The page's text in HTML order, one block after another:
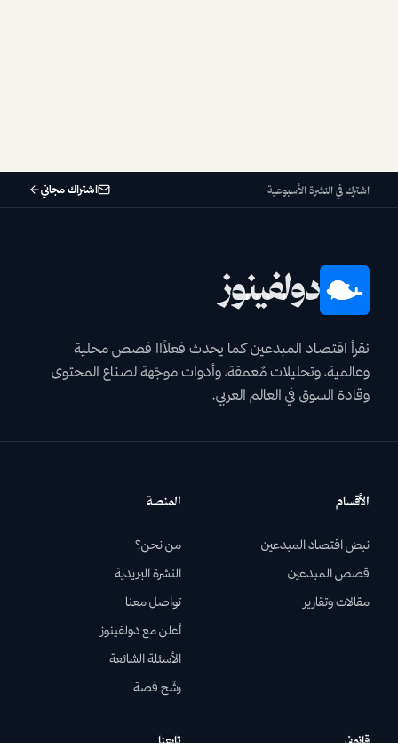
اشترك في النشرة الأسبوعية اشتراك مجاني
دولفينوز
نقرأ اقتصاد المبدعين كما يحدث فعلاً!! قصص محلية
وعالمية، وتحليلات مٌعمقة، وأدوات موجّهة لصناع المحتوى
وقادة السوق في العالم العربي.
الأقسام
نبض اقتصاد المبدعين
قصص المبدعين
مقالات وتقارير
المنصة
من نحن؟
النشرة البريدية
تواصل معنا
أعلن مع دولفينوز
الأسئلة الشائعة
رشّح قصة